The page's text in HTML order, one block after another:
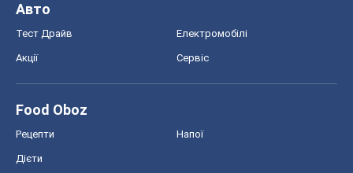
Авто
Тест Драйв Електромобілі
Акції Сервіс
Food Oboz
Рецепти Напої
Дієти